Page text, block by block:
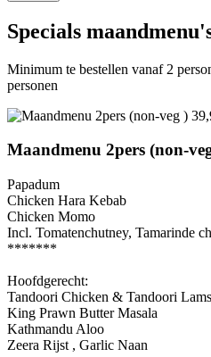
Specials
Minimum te bestellen vanaf 2
personen
Maandmenu 2pers (non-
Papadum
Chicken Hara Kebab
Chicken Momo
Incl. Tomatenchutney, Tamarinde
*******
Hoofdgerecht:
Tandoori Chicken & Tandoori
King Prawn Butter Masala
Kathmandu Aloo
Zeera Rijst , Garlic Naan